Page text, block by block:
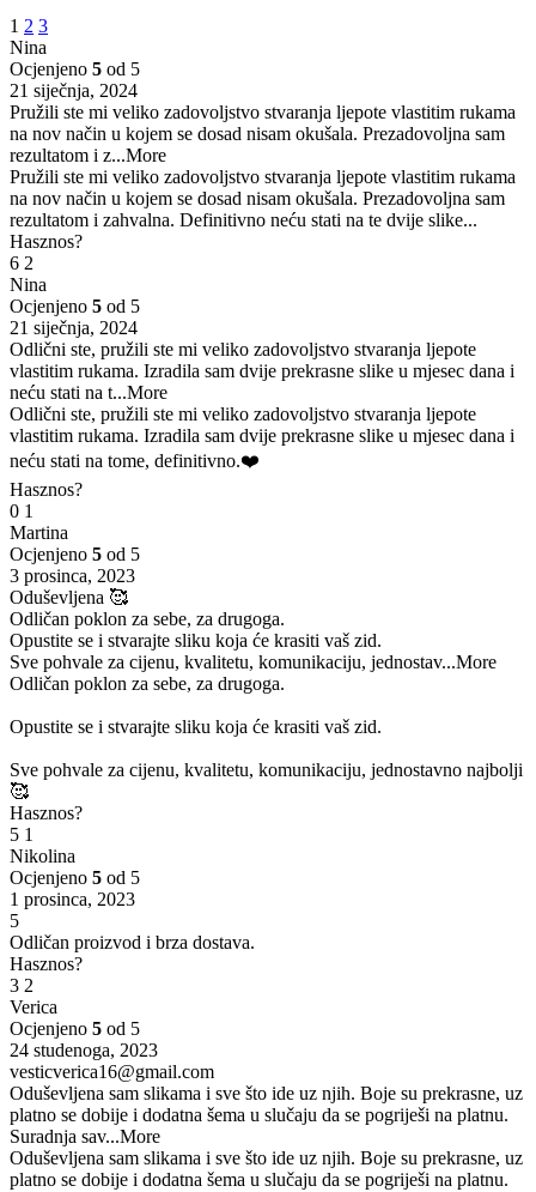
1 2 3
Nina
Ocjenjeno 5 od 5
21 siječnja, 2024
Pružili ste mi veliko zadovoljstvo stvaranja ljepote vlastitim rukama
na nov način u kojem se dosad nisam okušala. Prezadovoljna sam
rezultatom i z...More
Pružili ste mi veliko zadovoljstvo stvaranja ljepote vlastitim rukama
na nov način u kojem se dosad nisam okušala. Prezadovoljna sam
rezultatom i zahvalna. Definitivno neću stati na te dvije slike...
Hasznos?
6 2
Nina
Ocjenjeno 5 od 5
21 siječnja, 2024
Odlični ste, pružili ste mi veliko zadovoljstvo stvaranja ljepote
vlastitim rukama. Izradila sam dvije prekrasne slike u mjesec dana i
neću stati na t...More
Odlični ste, pružili ste mi veliko zadovoljstvo stvaranja ljepote
vlastitim rukama. Izradila sam dvije prekrasne slike u mjesec dana i
neću stati na tome, definitivno.❤️
Hasznos?
0 1
Martina
Ocjenjeno 5 od 5
3 prosinca, 2023
Oduševljena 🥰
Odličan poklon za sebe, za drugoga.
Opustite se i stvarajte sliku koja će krasiti vaš zid.
Sve pohvale za cijenu, kvalitetu, komunikaciju, jednostav...More
Odličan poklon za sebe, za drugoga.
Opustite se i stvarajte sliku koja će krasiti vaš zid.
Sve pohvale za cijenu, kvalitetu, komunikaciju, jednostavno najbolji
🥰
Hasznos?
5 1
Nikolina
Ocjenjeno 5 od 5
1 prosinca, 2023
5
Odličan proizvod i brza dostava.
Hasznos?
3 2
Verica
Ocjenjeno 5 od 5
24 studenoga, 2023
vesticverica16@gmail.com
Oduševljena sam slikama i sve što ide uz njih. Boje su prekrasne, uz
platno se dobije i dodatna šema u slučaju da se pogriješi na platnu.
Suradnja sav...More
Oduševljena sam slikama i sve što ide uz njih. Boje su prekrasne, uz
platno se dobije i dodatna šema u slučaju da se pogriješi na platnu.